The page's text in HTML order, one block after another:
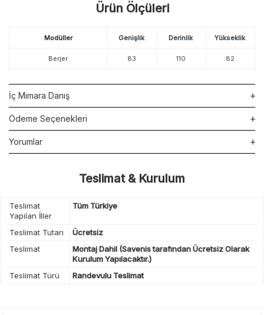
Ürün Ölçüleri
Modüller Genişlik Derinlik Yükseklik
Berjer 83 110 82
İç Mimara Danış
Ödeme Seçenekleri
Yorumlar
Teslimat & Kurulum
Teslimat
Yapılan İller
Tüm Türkiye
Teslimat Tutarı
Ücretsiz
Teslimat
Montaj Dahil (Savenis tarafından Ücretsiz Olarak
Kurulum Yapılacaktır.)
Teslimat Türü
Randevulu Teslimat